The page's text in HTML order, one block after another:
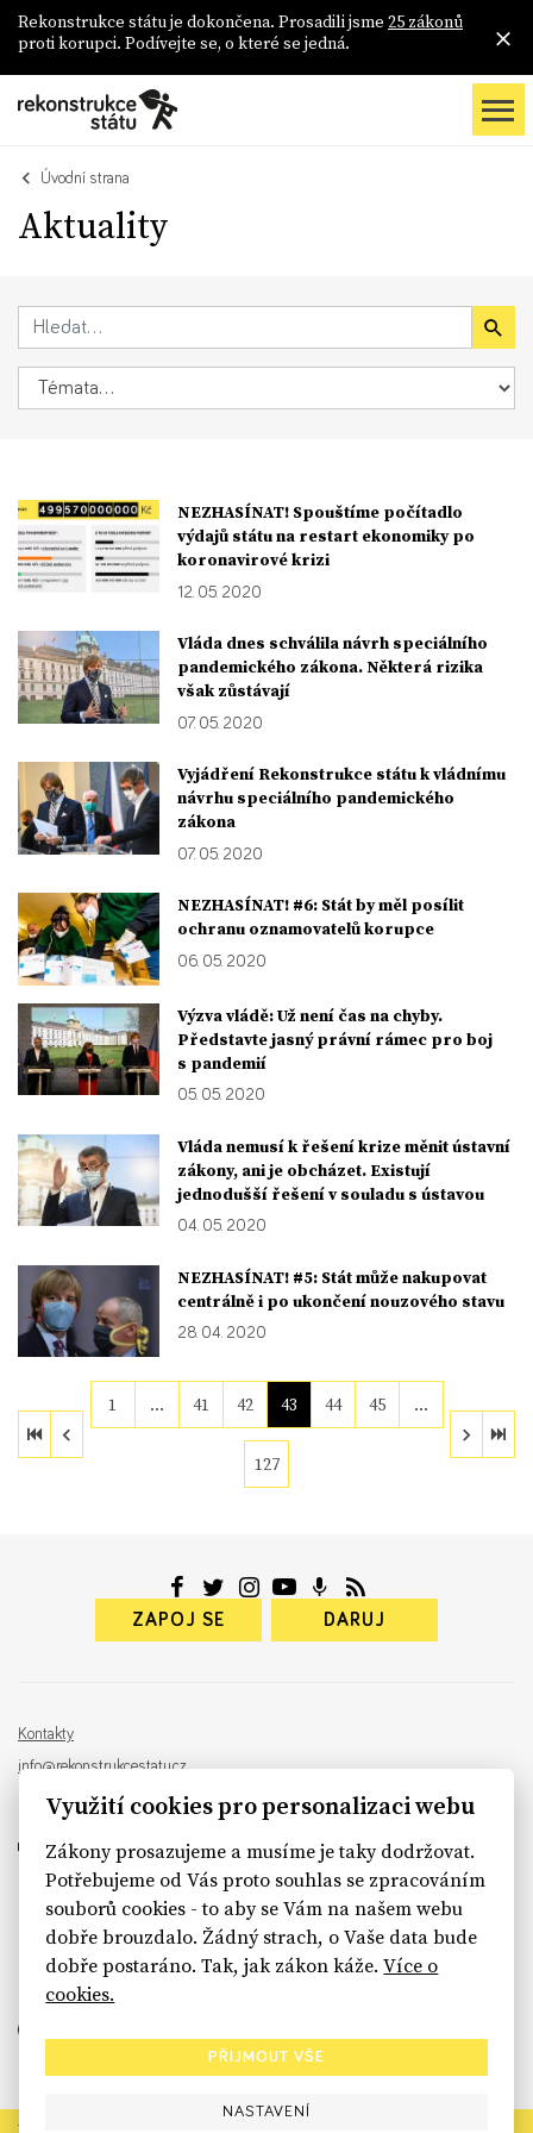
Rekonstrukce státu je dokončena. Prosadili jsme 25 zákonů
proti korupci. Podívejte se, o které se jedná.
Úvodní strana
Aktuality
NEZHASÍNAT! Spouštíme počítadlo
výdajů státu na restart ekonomiky po
koronavirové krizi
12. 05. 2020
Vláda dnes schválila návrh speciálního
pandemického zákona. Některá rizika
však zůstávají
07. 05. 2020
Vyjádření Rekonstrukce státu k vládnímu
návrhu speciálního pandemického
zákona
07. 05. 2020
NEZHASÍNAT! #6: Stát by měl posílit
ochranu oznamovatelů korupce
06. 05. 2020
Výzva vládě: Už není čas na chyby.
Představte jasný právní rámec pro boj
s pandemií
05. 05. 2020
Vláda nemusí k řešení krize měnit ústavní
zákony, ani je obcházet. Existují
jednodušší řešení v souladu s ústavou
04. 05. 2020
NEZHASÍNAT! #5: Stát může nakupovat
centrálně i po ukončení nouzového stavu
28. 04. 2020
1 … 41 42 43 44 45 …
127
ZAPOJ SE DARUJ
Kontakty
info@rekonstrukcestatu.cz
Návrh a vývoj: Sinfin , ilustrace:
sinfin.digital
Využití cookies pro personalizaci webu
Zákony prosazujeme a musíme je taky dodržovat.
Potřebujeme od Vás proto souhlas se zpracováním
souborů cookies - to aby se Vám na našem webu
dobře brouzdalo. Žádný strach, o Vaše data bude
dobře postaráno. Tak, jak zákon káže.Více o
cookies.
PŘIJMOUT VŠE
NASTAVENÍ